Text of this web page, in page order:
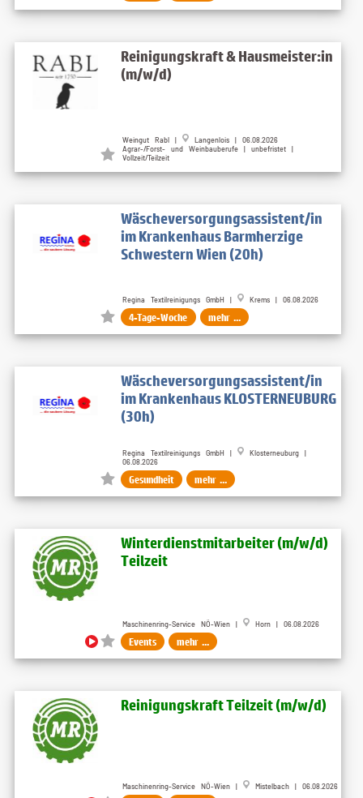
Reinigungskraft & Hausmeister:in
(m/w/d)
Weingut Rabl |
Langenlois | 06.08.2026
Agrar-/Forst- und Weinbauberufe | unbefristet |
Vollzeit/Teilzeit
Wäscheversorgungsassistent/in
im Krankenhaus Barmherzige
Schwestern Wien (20h)
Regina Textilreinigungs GmbH | Krems | 06.08.2026
4-Tage-Woche mehr ...
Wäscheversorgungsassistent/in
im Krankenhaus KLOSTERNEUBURG
(30h)
Regina Textilreinigungs GmbH |
Klosterneuburg |
06.08.2026
Gesundheit mehr ...
Winterdienstmitarbeiter (m​/w​/d)
Teilzeit
Maschinenring-Service NÖ-Wien | Horn | 06.08.2026
Events mehr ...
Reinigungskraft Teilzeit (m​/w​/d)
Maschinenring-Service NÖ-Wien | Mistelbach | 06.08.2026